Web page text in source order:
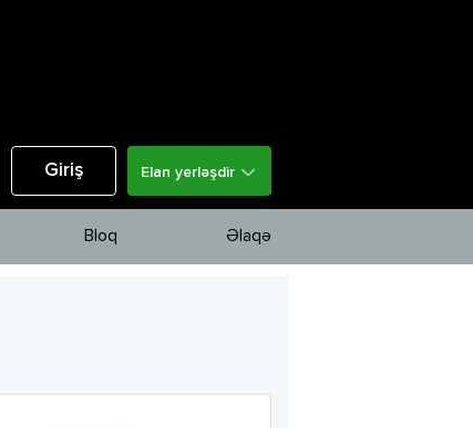
Giriş Elan yerləşdir
Bloq Əlaqə